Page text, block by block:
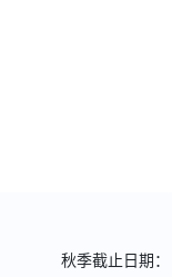
秋季截止日期：